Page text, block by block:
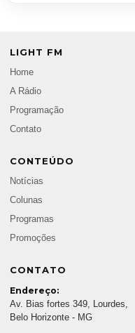
LIGHT FM
Home
A Rádio
Programação
Contato
CONTEÚDO
Notícias
Colunas
Programas
Promoções
CONTATO
Endereço:
Av. Bias fortes 349, Lourdes,
Belo Horizonte - MG